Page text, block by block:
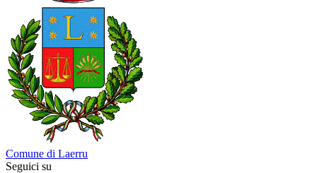
Comune di Laerru
Seguici su